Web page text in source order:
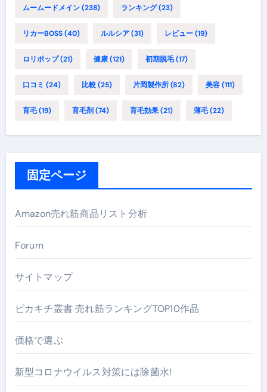
ムームードメイン(238) ランキング(23)
リカーBOSS(40) ルルシア(31) レビュー(19)
ロリポップ(21) 健康(121) 初期脱毛(17)
口コミ (24) 比較(25) 片岡製作所(82) 美容(111)
育毛(19) 育毛剤 (74) 育毛効果(21) 薄毛(22)
固定ページ
Amazon売れ筋商品リスト分析
Forum
サイトマップ
ピカキチ叢書 売れ筋ランキングTOP10作品
価格で選ぶ
新型コロナウイルス対策には除菌水!